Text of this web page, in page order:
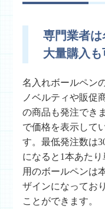
専門業者
大量購入も
名入れボールペン
ノベルティや販促
の商品も発注でき
で価格を表示して
す。最低発注数は
になると1本あた
用のボールペンは
ザインになってお
ことができます。